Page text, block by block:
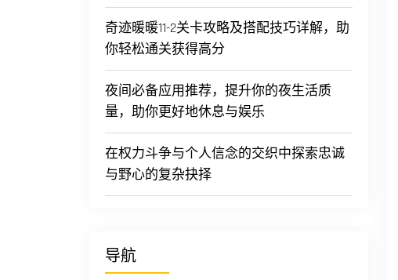
奇迹暖暖11-2关卡攻略及搭配技巧详解，助
你轻松通关获得高分
夜间必备应用推荐，提升你的夜生活质
量，助你更好地休息与娱乐
在权力斗争与个人信念的交织中探索忠诚
与野心的复杂抉择
导航